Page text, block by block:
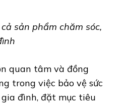
sản phẩm chăm sóc,
quan tâm và đồng
trong việc bảo vệ sức
đình, đặt mục tiêu